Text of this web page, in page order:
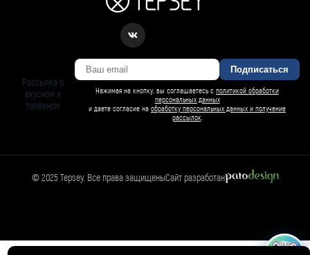
🛍️ Магазин
Рассылка о
вкусном и
полезном
Подписаться
Нажимая на кнопку, вы соглашаетесь с политикой обработки
персональных данных
и даете согласие на обработку персональных данных и получение
рассылок
© 2025 Tepsey. Все права защищеныСайт разработан
БАРСИ ИИ